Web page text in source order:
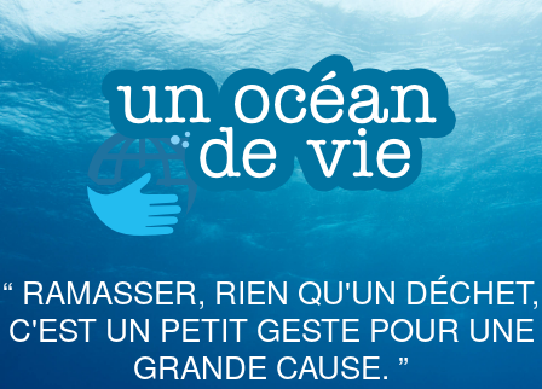
Skip
to
content
“ RAMASSER, RIEN QU'UN DÉCHET,
C'EST UN PETIT GESTE POUR UNE
GRANDE CAUSE. ”